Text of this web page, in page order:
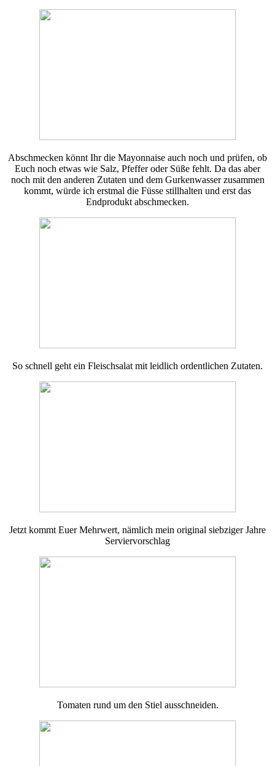
Abschmecken könnt Ihr die Mayonnaise auch noch und prüfen, ob
Euch noch etwas wie Salz, Pfeffer oder Süße fehlt. Da das aber
noch mit den anderen Zutaten und dem Gurkenwasser zusammen
kommt, würde ich erstmal die Füsse stillhalten und erst das
Endprodukt abschmecken.
So schnell geht ein Fleischsalat mit leidlich ordentlichen Zutaten.
Jetzt kommt Euer Mehrwert, nämlich mein original siebziger Jahre
Serviervorschlag
Tomaten rund um den Stiel ausschneiden.